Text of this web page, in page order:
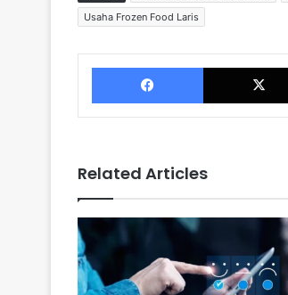
Usaha Frozen Food Laris
Facebook
Related Articles